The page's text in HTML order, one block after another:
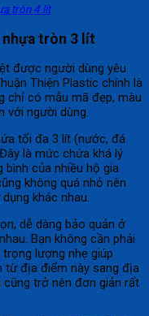
tròn 4 lít
nhựa tròn 3 lít
được người dùng yêu
Thiện Plastic chính là
chỉ có mẫu mã đẹp, màu
với người dùng.
tối đa 3 lít (nước, đá
là mức chứa khá lý
bình của nhiều hộ gia
không quá nhỏ nên
khác nhau.
dễ dàng bảo quản ở
Bạn không cần phải
lượng nhẹ giúp
từ địa điểm này sang địa
trở nên đơn giản rất